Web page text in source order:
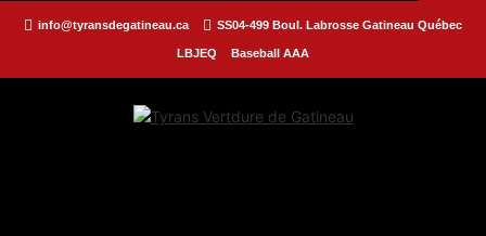
info@tyransdegatineau.ca SS04-499 Boul. Labrosse Gatineau Québec
LBJEQ Baseball AAA